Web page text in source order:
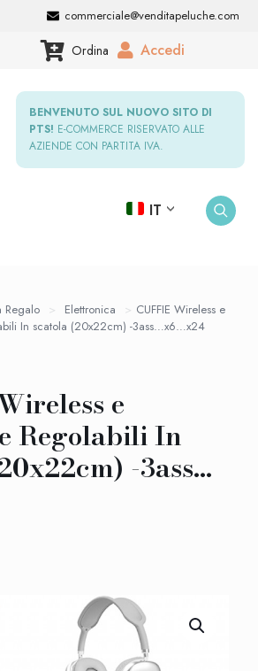
commerciale@venditapeluche.com
Ordina Accedi
BENVENUTO SUL NUOVO SITO DI
PTS! E-COMMERCE RISERVATO ALLE
AZIENDE CON PARTITA IVA.
IT
Regalo > Elettronica > CUFFIE Wireless e
In scatola (20x22cm) -3ass…x6…x24
e
Regolabili In
-3ass…